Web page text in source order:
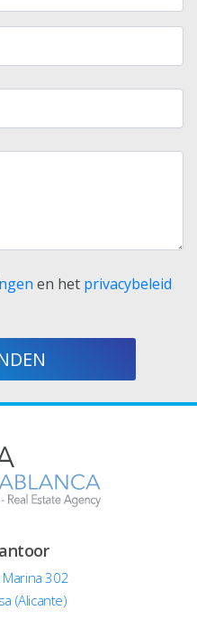
en het privacybeleid
302
(Alicante)